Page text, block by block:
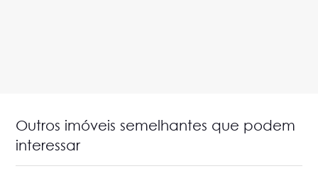
Outros imóveis semelhantes que podem
interessar